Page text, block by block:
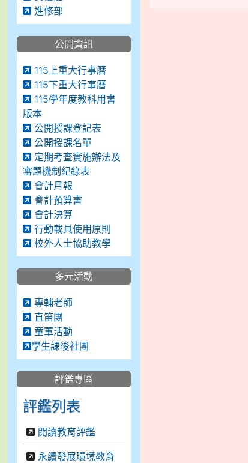
進修部
公開資訊
115上重大行事曆
115下重大行事曆
115學年度教科用書
版本
公開授課登記表
公開授課名單
定期考查實施辦法及
審題機制紀錄表
會計月報
會計預算書
會計決算
行動載具使用原則
校外人士協助教學
多元活動
專輔老師
直笛團
童軍活動
學生課後社團
評鑑專區
評鑑列表
閱讀教育評鑑
永續發展環境教育